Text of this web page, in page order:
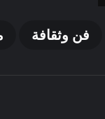
فن وثقافة